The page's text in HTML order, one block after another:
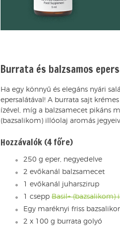
Burrata és balzsamos
Ha egy könnyű és elegáns nyári
epersalátával! A burrata sajt
ízével, míg a balzsamecet pikáns
(bazsalikom) illóolaj aromás
Hozzávalók (4 főre)
250 g eper, negyedelve
2 evőkanál balzsamecet
1 evőkanál juharszirup
1 csepp Basil+ (bazsalikom)
Egy maréknyi friss
2 x 100 g burrata golyó